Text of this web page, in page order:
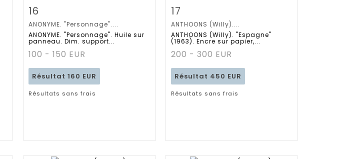
Fiche détaillée
16
ANONYME. "Personnage"....
ANONYME. "Personnage". Huile sur
panneau. Dim. support...
100 - 150 EUR
Résultat 160 EUR
Résultats sans frais
Fiche détaillée
17
ANTHOONS (Willy)....
ANTHOONS (Willy). "Espagne"
(1963). Encre sur papier,...
200 - 300 EUR
Résultat 450 EUR
Résultats sans frais